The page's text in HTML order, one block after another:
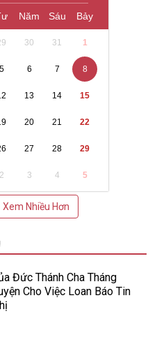
Năm Sáu Bảy
30 31 1
5 6 7 8
13 14 15
20 21 22
27 28 29
2 3 4 5
Xem Nhiều Hơn
Đức Thánh Cha Tháng
Cho Việc Loan Báo Tin